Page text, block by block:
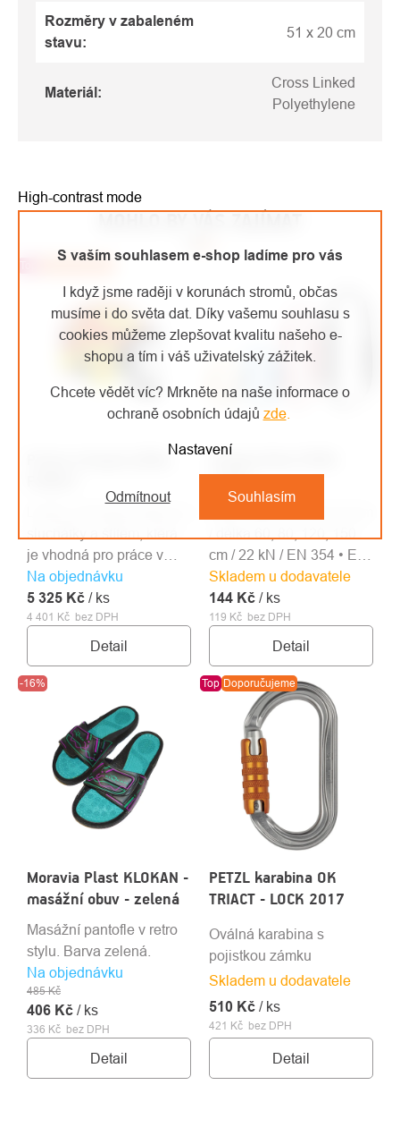
S vaším souhlasem e-shop ladíme pro vás
I když jsme raději v korunách stromů, občas
musíme i do světa dat. Díky vašemu souhlasu s
cookies můžeme zlepšovat kvalitu našeho e-
shopu a tím i váš uživatelský zážitek.
Chcete vědět víc? Mrkněte na naše informace o
ochraně osobních údajů zde.
Nastavení
Odmítnout Souhlasím
Rozměry v zabaleném
stavu:
51 x 20 cm
Materiál :
Cross Linked
Polyethylene
High-contrast mode
Protos Integral přilba
Na objednávku
4 401 Kč bez DPH
5 325 Kč / ks
Detail
je vhodná pro práce v
lese a práce s motorovou
pilou.
Singing Rock OPEN
Skladem u dodavatele
119 Kč bez DPH
144 Kč / ks
Detail
cm / 22 kN / EN 354 • EN
566 • EN 795B
-16%
Moravia Plast KLOKAN -
masážní obuv - zelená
Na objednávku
336 Kč bez DPH
485 Kč
406 Kč / ks
Detail
Masážní pantofle v retro
stylu. Barva zelená.
Top Doporučujeme
PETZL karabina OK
TRIACT - LOCK 2017
Skladem u dodavatele
421 Kč bez DPH
510 Kč / ks
Detail
Oválná karabina s
pojistkou zámku